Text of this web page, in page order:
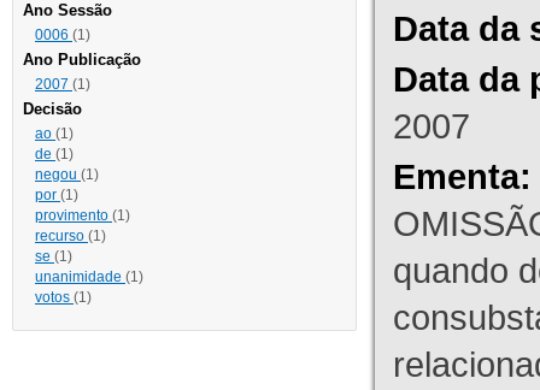
Ano Sessão
0006 (1)
Ano Publicação
2007 (1)
Decisão
ao (1)
de (1)
negou (1)
por (1)
provimento (1)
recurso (1)
se (1)
unanimidade (1)
votos (1)
Data da
Data da
2007
Ementa:
quando